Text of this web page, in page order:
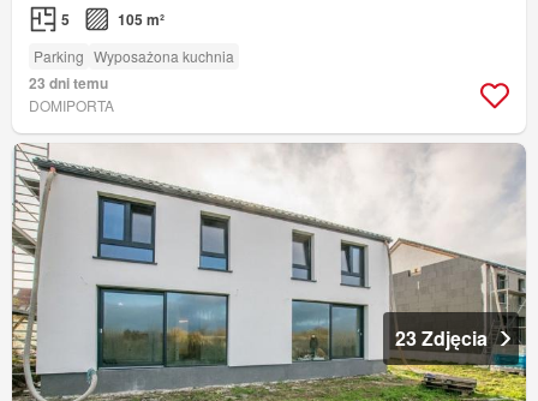
5 105 m²
Parking Wyposażona kuchnia
23 dni temu
DOMIPORTA
23 Zdjęcia